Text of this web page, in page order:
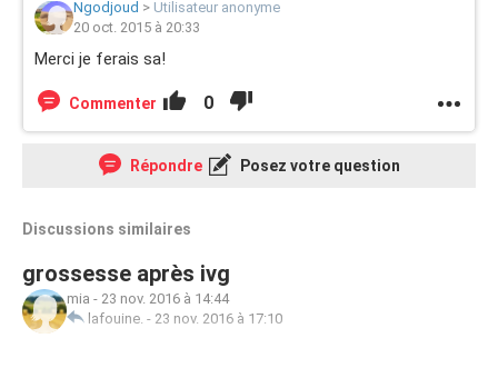
Ngodjoud > Utilisateur anonyme
20 oct. 2015 à 20:33
Merci je ferais sa!
Commenter 0
Répondre Posez votre question
Discussions similaires
grossesse après ivg
mia - 23 nov. 2016 à 14:44
lafouine. - 23 nov. 2016 à 17:10